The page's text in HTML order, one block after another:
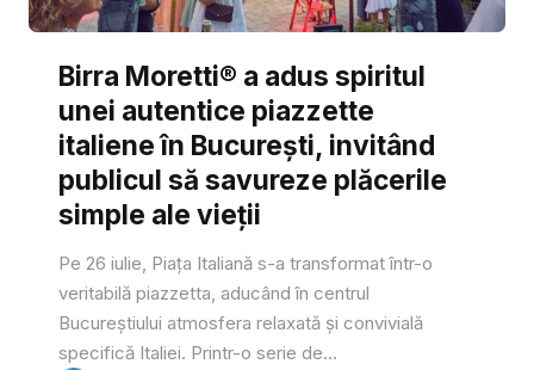
Birra Moretti® a adus spiritul
unei autentice piazzette
italiene în București, invitând
publicul să savureze plăcerile
simple ale vieții
Pe 26 iulie, Piața Italiană s-a transformat într-o
veritabilă piazzetta, aducând în centrul
Bucureștiului atmosfera relaxată și convivială
specifică Italiei. Printr-o serie de...